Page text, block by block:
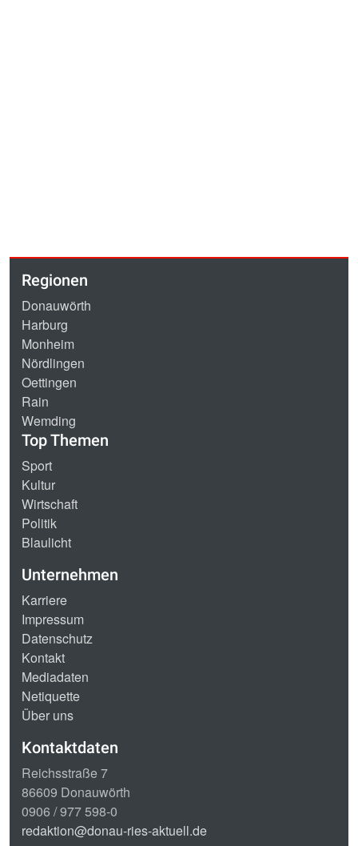
Regionen
Donauwörth
Harburg
Monheim
Nördlingen
Oettingen
Rain
Wemding
Top Themen
Sport
Kultur
Wirtschaft
Politik
Blaulicht
Unternehmen
Karriere
Impressum
Datenschutz
Kontakt
Mediadaten
Netiquette
Über uns
Kontaktdaten
Reichsstraße 7
86609 Donauwörth
0906 / 977 598-0
redaktion@donau-ries-aktuell.de